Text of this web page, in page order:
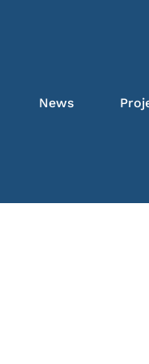
News